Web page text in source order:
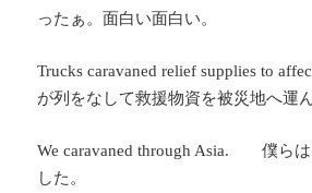
ったぁ。面白い面白い。
Trucks caravaned relief supplies to
が列をなして救援物資を被災地へ運ん
We caravaned through Asia.
僕らは
した。